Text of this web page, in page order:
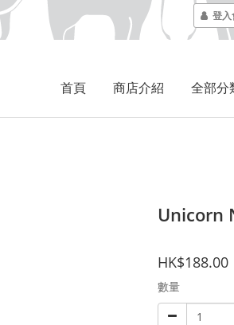
登入
首頁 商店介紹 全部分
Unicorn
HK$188.00
數量